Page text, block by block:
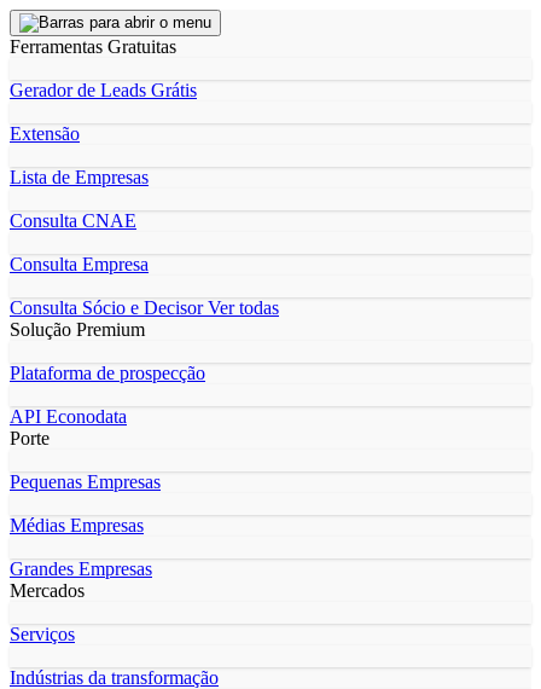
Ferramentas Gratuitas
Gerador de Leads Grátis
Extensão
Lista de Empresas
Consulta CNAE
Consulta Empresa
Consulta Sócio e DecisorVer todas
Solução Premium
Plataforma de prospecção
API Econodata
Porte
Pequenas Empresas
Médias Empresas
Grandes Empresas
Mercados
Serviços
Indústrias da transformação